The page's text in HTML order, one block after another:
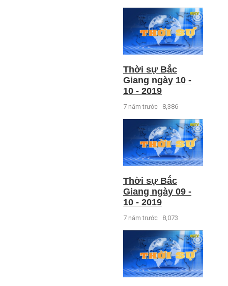
Thời sự Bắc
Giang ngày 10 -
10 - 2019
7 năm trước 8,386
Thời sự Bắc
Giang ngày 09 -
10 - 2019
7 năm trước 8,073